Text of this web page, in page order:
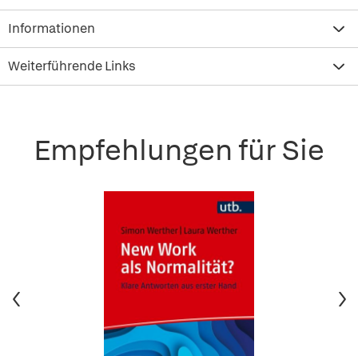
Informationen
Weiterführende Links
Empfehlungen für Sie